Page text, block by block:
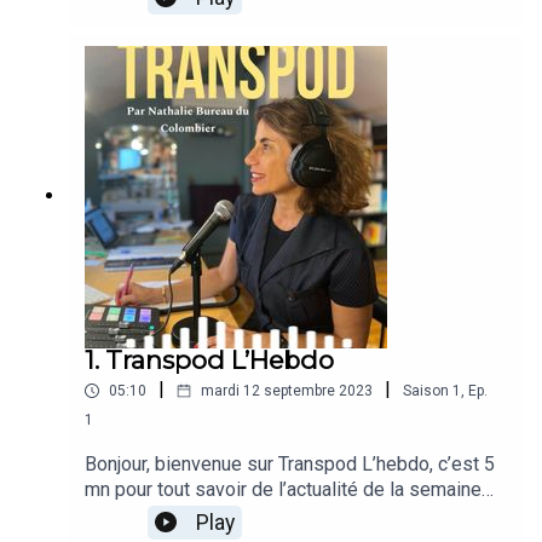
1. Transpod L’Hebdo
05:10 mardi 12 septembre 2023 Saison 1 , Ep.
1
Bonjour, bienvenue sur Transpod L’hebdo, c’est 5
mn pour tout savoir de l’actualité de la semaine
en France et à l’étranger. Au sommaire de la
Play